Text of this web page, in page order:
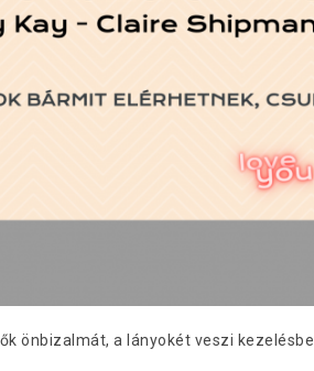
önbizalmát, a lányokét veszi kezelésbe.